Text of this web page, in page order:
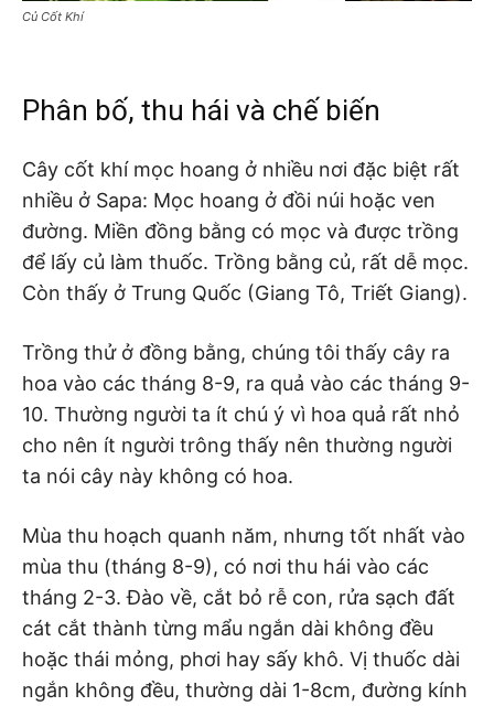
Củ Cốt Khí
Phân bố, thu hái và chế biến
Cây cốt khí mọc hoang ở nhiều nơi đặc biệt rất
nhiều ở Sapa: Mọc hoang ở đồi núi hoặc ven
đường. Miền đồng bằng có mọc và được trồng
để lấy củ làm thuốc. Trồng bằng củ, rất dễ mọc.
Còn thấy ở Trung Quốc (Giang Tô, Triết Giang).
Trồng thử ở đồng bằng, chúng tôi thấy cây ra
hoa vào các tháng 8-9, ra quả vào các tháng 9-
10. Thường người ta ít chú ý vì hoa quả rất nhỏ
cho nên ít người trông thấy nên thường người
ta nói cây này không có hoa.
Mùa thu hoạch quanh năm, nhưng tốt nhất vào
mùa thu (tháng 8-9), có nơi thu hái vào các
tháng 2-3. Đào về, cắt bỏ rễ con, rửa sạch đất
cát cắt thành từng mẩu ngắn dài không đều
hoặc thái mỏng, phơi hay sấy khô. Vị thuốc dài
ngắn không đều, thường dài 1-8cm, đường kính